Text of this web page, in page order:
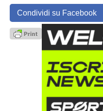
Condividi su Facebook